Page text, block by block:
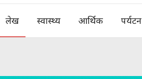
लेख स्वास्थ्य आर्थिक पर्यटन